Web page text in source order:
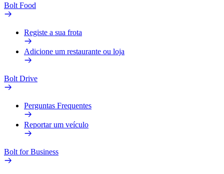
Bolt Food
Registe a sua frota
Adicione um restaurante ou loja
Bolt Drive
Perguntas Frequentes
Reportar um veículo
Bolt for Business